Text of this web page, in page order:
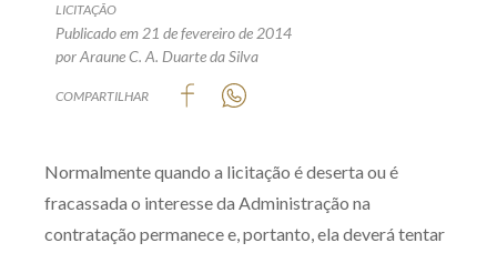
Produtos e serviços
Zênite Fácil IA
Orientação por Escrito
Mentoria Zênite
LICITAÇÃO
Publicado em 21 de fevereiro de 2014
por Araune C. A. Duarte da Silva
COMPARTILHAR
Normalmente quando a licitação é deserta ou é
fracassada o interesse da Administração na
contratação permanece e, portanto, ela deverá tentar